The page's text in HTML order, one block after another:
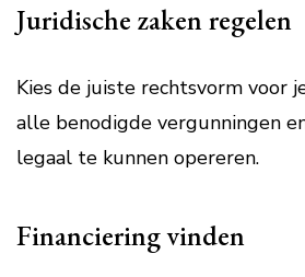
Juridische zaken regelen
Kies de juiste rechtsvorm voor
alle benodigde vergunningen
legaal te kunnen opereren.
Financiering vinden